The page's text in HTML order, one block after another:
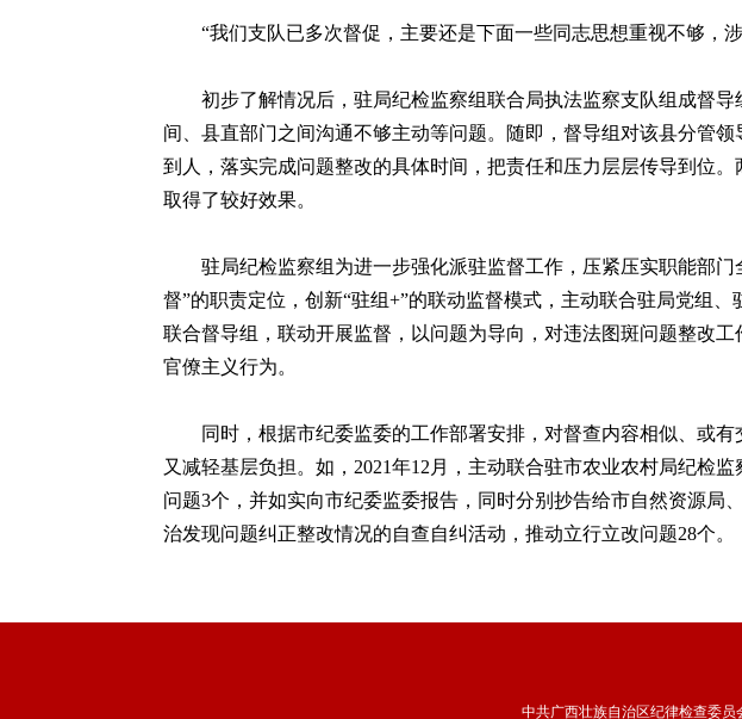
“我们支队已多次督促，主要还是下面一些同志思想重视不够，涉
初步了解情况后，驻局纪检监察组联合局执法监察支队组成督导
间、县直部门之间沟通不够主动等问题。随即，督导组对该县分管
到人，落实完成问题整改的具体时间，把责任和压力层层传导到位
取得了较好效果。
驻局纪检监察组为进一步强化派驻监督工作，压紧压实职能部门
督”的职责定位，创新“驻组+”的联动监督模式，主动联合驻局党组
联合督导组，联动开展监督，以问题为导向，对违法图斑问题整改
官僚主义行为。
同时，根据市纪委监委的工作部署安排，对督查内容相似、或有
又减轻基层负担。如，2021年12月，主动联合驻市农业农村局纪检
问题3个，并如实向市纪委监委报告，同时分别抄告给市自然资源
治发现问题纠正整改情况的自查自纠活动，推动立行立改问题28个。
中共广西壮族自治区纪律检查委